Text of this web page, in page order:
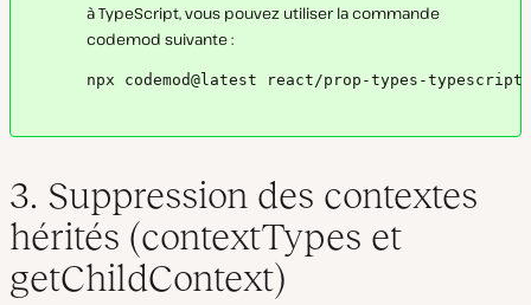
à TypeScript, vous pouvez utiliser la commande
codemod suivante :
npx codemod@latest react/prop-types-typescript
3. Suppression des contextes
hérités (contextTypes et
getChildContext)